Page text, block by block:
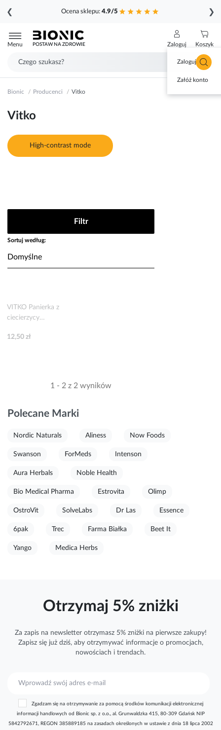
Ocena sklepu: 4.9/5
❮ ❯
do
treści
Menu POSTAW NA ZDROWIE Zaloguj
Zaloguj się
Załóż konto
Koszyk
Bionic Producenci Vitko
Vitko
High-contrast mode
Filtr
Sortuj według:
VITKO Panierka z
ciecierzycy
12,50 zł
1 - 2 z 2 wyników
Polecane Marki
Nordic Naturals Aliness Now Foods
Swanson ForMeds Intenson
Aura Herbals Noble Health
Bio Medical Pharma Estrovita Olimp
OstroVit SolveLabs Dr Las Essence
6pak Trec Farma Białka Beet It
Yango Medica Herbs
Otrzymaj 5% zniżki
Za zapis na newsletter otrzymasz 5% zniżki na pierwsze zakupy!
Zapisz się już dziś, aby otrzymywać informacjeo promocjach,
nowościach i trendach.
r
Zgadzam się na otrzymywanie za pomocą środków komunikacji elektronicznej
informacji handlowych od Bionic sp. z o.o., al. Grunwaldzka 415, 80-309 Gdańsk NIP
5842792671, REGON 385889185 na zasadach określonych w ustawie z dnia 18 lipca 2002